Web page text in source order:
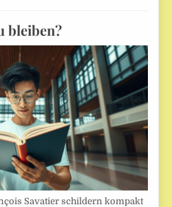
bleiben?
Savatier schildern kompakt